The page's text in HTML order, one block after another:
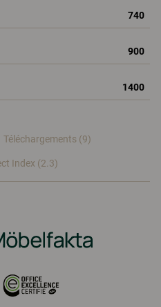
740
900
1400
Téléchargements (9)
Index (2.3)